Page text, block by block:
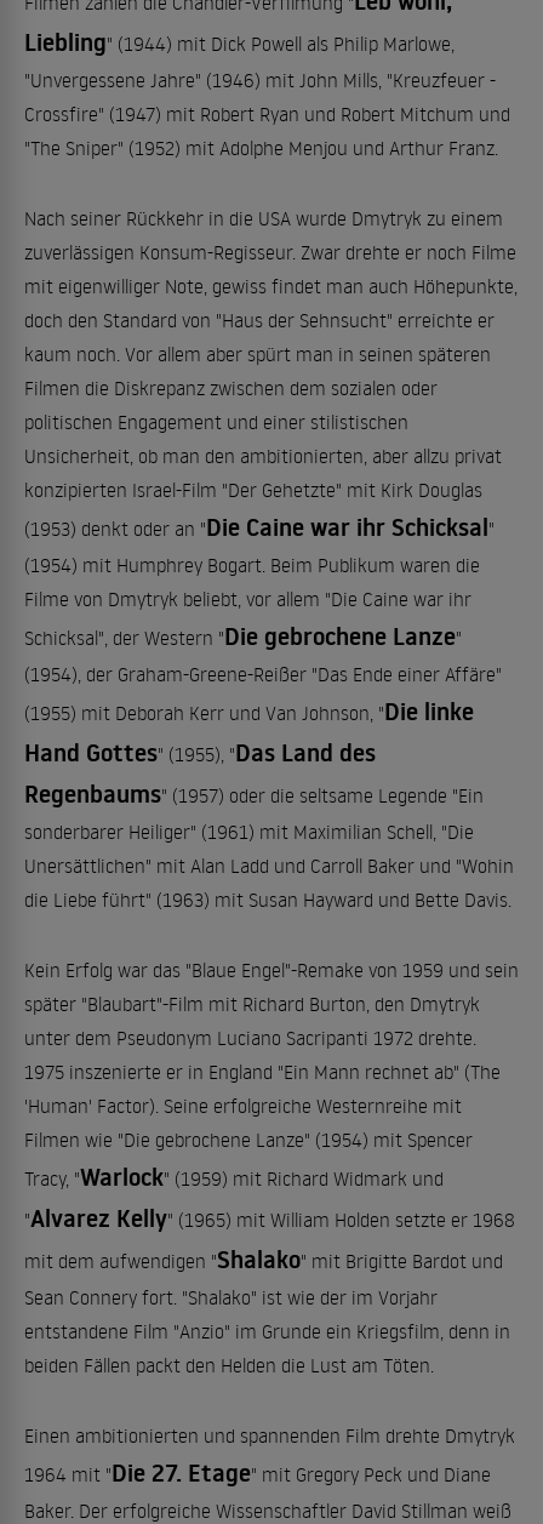
Liebling" (1944) mit Dick Powell als Philip Marlowe,
"Unvergessene Jahre" (1946) mit John Mills, "Kreuzfeuer -
Crossfire" (1947) mit Robert Ryan und Robert Mitchum und
"The Sniper" (1952) mit Adolphe Menjou und Arthur Franz.
Nach seiner Rückkehr in die USA wurde Dmytryk zu einem
zuverlässigen Konsum-Regisseur. Zwar drehte er noch Filme
mit eigenwilliger Note, gewiss findet man auch Höhepunkte,
doch den Standard von "Haus der Sehnsucht" erreichte er
kaum noch. Vor allem aber spürt man in seinen späteren
Filmen die Diskrepanz zwischen dem sozialen oder
politischen Engagement und einer stilistischen
Unsicherheit, ob man den ambitionierten, aber allzu privat
konzipierten Israel-Film "Der Gehetzte" mit Kirk Douglas
(1953) denkt oder an "Die Caine war ihr Schicksal"
(1954) mit Humphrey Bogart. Beim Publikum waren die
Filme von Dmytryk beliebt, vor allem "Die Caine war ihr
Schicksal", der Western "Die gebrochene Lanze"
(1954), der Graham-Greene-Reißer "Das Ende einer Affäre"
(1955) mit Deborah Kerr und Van Johnson, "Die linke
Hand Gottes" (1955), "Das Land des
Regenbaums" (1957) oder die seltsame Legende "Ein
sonderbarer Heiliger" (1961) mit Maximilian Schell, "Die
Unersättlichen" mit Alan Ladd und Carroll Baker und "Wohin
die Liebe führt" (1963) mit Susan Hayward und Bette Davis.
Kein Erfolg war das "Blaue Engel"-Remake von 1959 und sein
später "Blaubart"-Film mit Richard Burton, den Dmytryk
unter dem Pseudonym Luciano Sacripanti 1972 drehte.
1975 inszenierte er in England "Ein Mann rechnet ab" (The
'Human' Factor). Seine erfolgreiche Westernreihe mit
Filmen wie "Die gebrochene Lanze" (1954) mit Spencer
Tracy, "Warlock" (1959) mit Richard Widmark und
"Alvarez Kelly" (1965) mit William Holden setzte er 1968
mit dem aufwendigen "Shalako" mit Brigitte Bardot und
Sean Connery fort. "Shalako" ist wie der im Vorjahr
entstandene Film "Anzio" im Grunde ein Kriegsfilm, denn in
beiden Fällen packt den Helden die Lust am Töten.
Einen ambitionierten und spannenden Film drehte Dmytryk
1964 mit "Die 27. Etage" mit Gregory Peck und Diane
Baker. Der erfolgreiche Wissenschaftler David Stillman weiß